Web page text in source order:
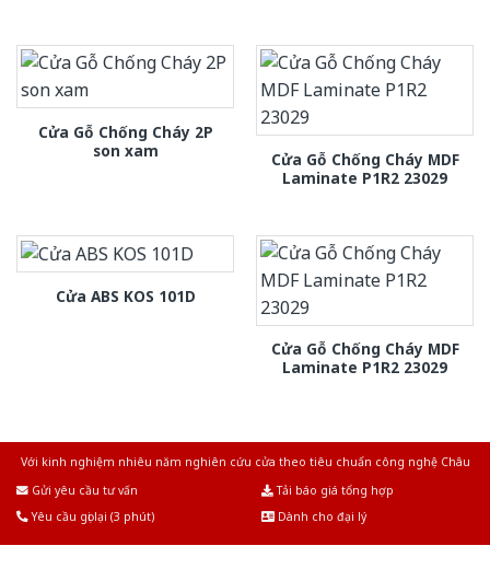
Cửa Gỗ Chống Cháy 2P
son xam
Cửa Gỗ Chống Cháy MDF
Laminate P1R2 23029
Cửa ABS KOS 101D
Cửa Gỗ Chống Cháy MDF
Laminate P1R2 23029
Với kinh nghiệm nhiêu năm nghiên cứu cửa theo tiêu chuẩn công nghệ Châu
Gửi yêu cầu tư vấn
Tải báo giá tổng hợp
Yêu cầu gọi lại (3 phút)
Dành cho đại lý